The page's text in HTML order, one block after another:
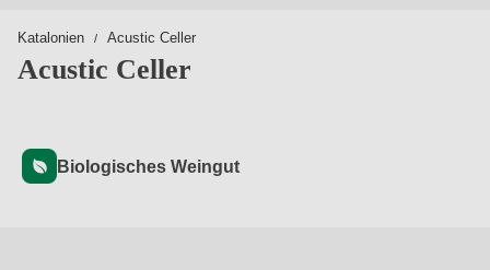
Katalonien Acustic Celler
Acustic Celler
Biologisches Weingut
Region, Winzer oder anderen